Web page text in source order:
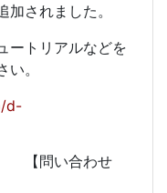
されました。
ートリアルなどを
。
d-
わせ